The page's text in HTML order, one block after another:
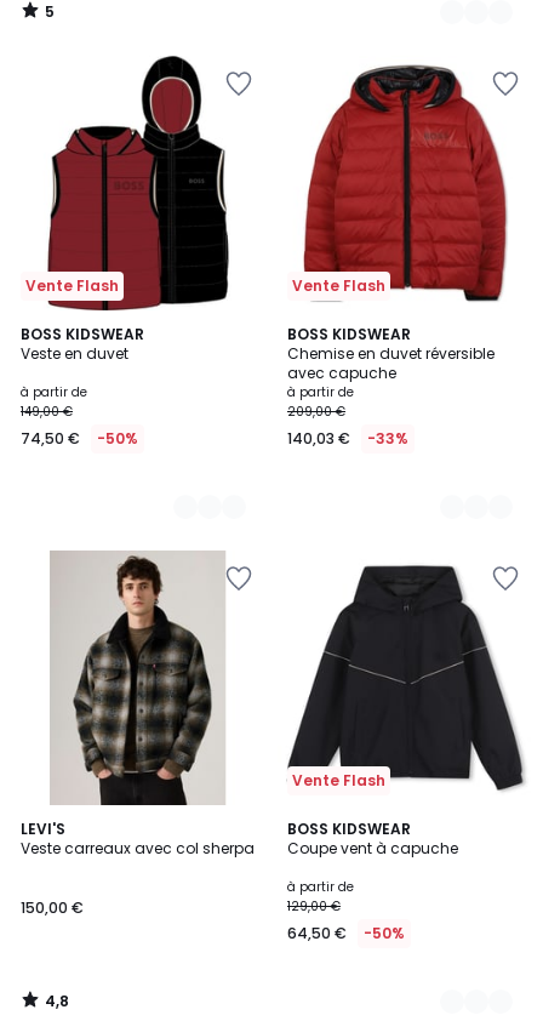
5
/
Vente Flash
BOSS KIDSWEAR
Veste en duvet
à partir de
149,00 €
74,50 € -50%
4
Couleurs
Vente Flash
BOSS KIDSWEAR
Chemise en duvet réversible
avec capuche
à partir de
209,00 €
140,03 € -33%
3
Couleurs
LEVI'S
Veste carreaux avec col sherpa
150,00 €
4,8
/ 5
4,8
/
Vente Flash
BOSS KIDSWEAR
Coupe vent à capuche
à partir de
129,00 €
64,50 € -50%
2
Couleurs